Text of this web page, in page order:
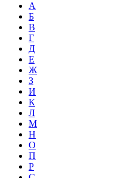
А
Б
В
Г
Д
Е
Ж
З
И
К
Л
М
Н
О
П
Р